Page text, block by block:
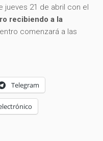
jueves 21 de abril con el
recibiendo a la
comenzará a las
Telegram